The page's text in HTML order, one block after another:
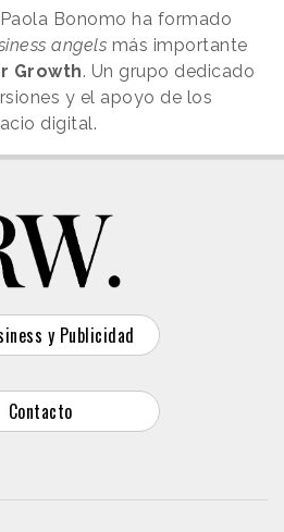
Bonomo ha formado
angels más importante
Growth. Un grupo dedicado
y el apoyo de los
digital.
y Publicidad
Contacto